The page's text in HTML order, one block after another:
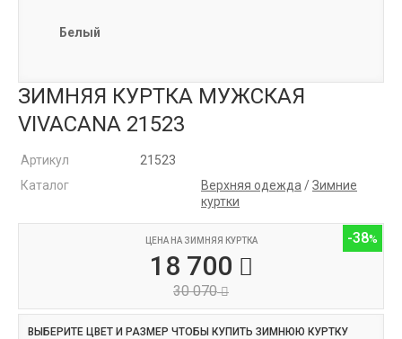
Белый
ЗИМНЯЯ КУРТКА МУЖСКАЯ
VIVACANA 21523
Артикул
21523
Каталог
Верхняя одежда /Зимние
куртки
-38
ЦЕНА НА ЗИМНЯЯ КУРТКА
18 700
30 070
ВЫБЕРИТЕ ЦВЕТ И РАЗМЕР ЧТОБЫ КУПИТЬ ЗИМНЮЮ КУРТКУ